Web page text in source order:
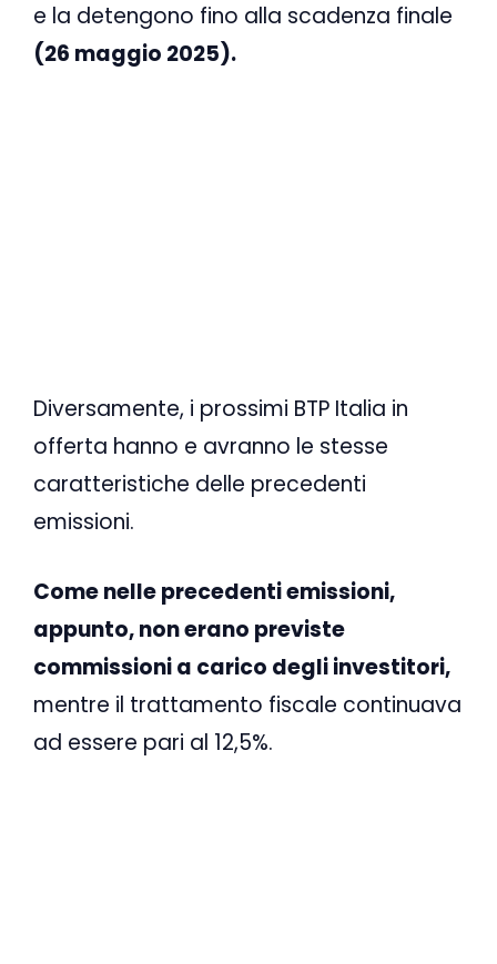
e la detengono fino alla scadenza finale
(26 maggio 2025).
Diversamente, i prossimi BTP Italia in
offerta hanno e avranno le stesse
caratteristiche delle precedenti
emissioni.
Come nelle precedenti emissioni,
appunto, non erano previste
commissioni a carico degli investitori,
mentre il trattamento fiscale continuava
ad essere pari al 12,5%.